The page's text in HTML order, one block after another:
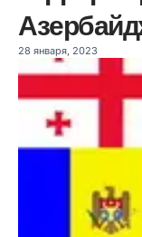
28 января, 2023